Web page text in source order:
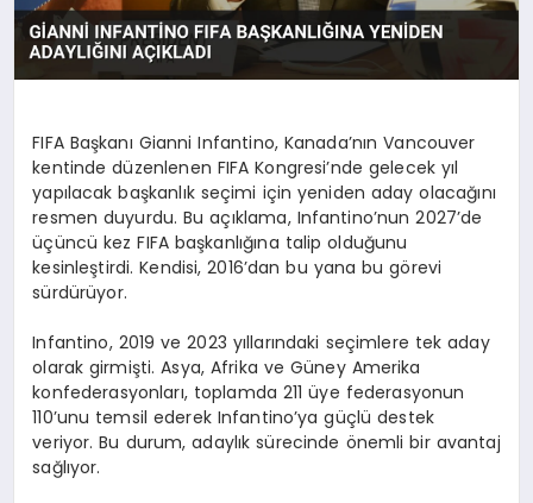
FIFA Başkanı Gianni Infantino, Kanada’nın Vancouver
kentinde düzenlenen FIFA Kongresi’nde gelecek yıl
yapılacak başkanlık seçimi için yeniden aday olacağını
resmen duyurdu. Bu açıklama, Infantino’nun 2027’de
üçüncü kez FIFA başkanlığına talip olduğunu
kesinleştirdi. Kendisi, 2016’dan bu yana bu görevi
sürdürüyor.
Infantino, 2019 ve 2023 yıllarındaki seçimlere tek aday
olarak girmişti. Asya, Afrika ve Güney Amerika
konfederasyonları, toplamda 211 üye federasyonun
110’unu temsil ederek Infantino’ya güçlü destek
veriyor. Bu durum, adaylık sürecinde önemli bir avantaj
sağlıyor.